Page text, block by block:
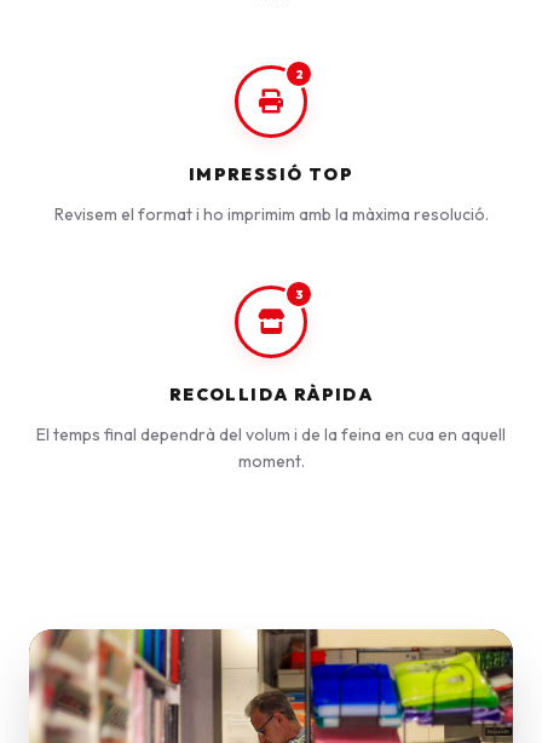
2
IMPRESSIÓ TOP
Revisem el format i ho imprimim amb la màxima resolució.
3
RECOLLIDA RÀPIDA
El temps final dependrà del volum i de la feina en cua en aquell
moment.